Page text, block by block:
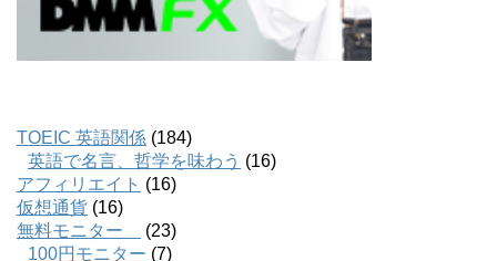
TOEIC 英語関係 (184)
英語で名言、哲学を味わう (16)
アフィリエイト (16)
仮想通貨 (16)
無料モニター
(23)
100円モニター (7)